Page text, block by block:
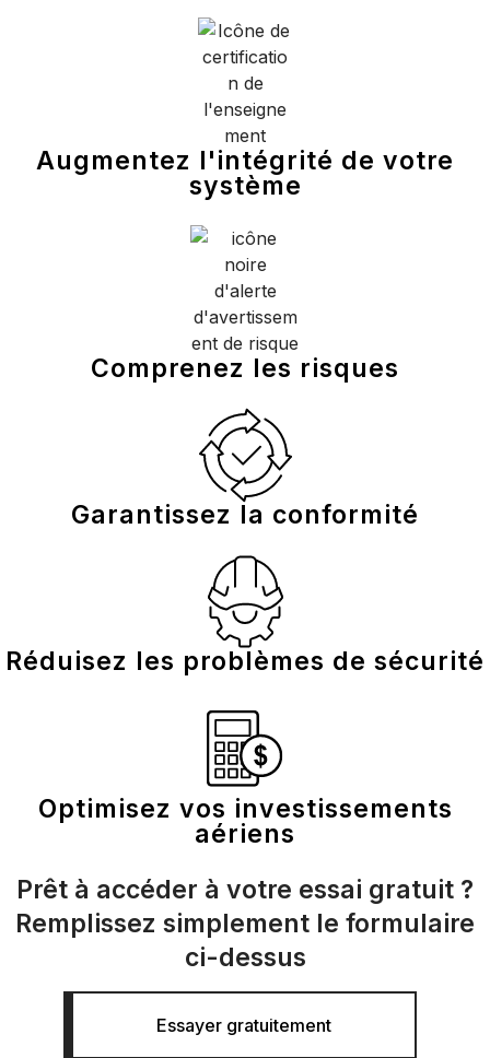
Augmentez l'intégrité de votre
système
Comprenez les risques
Garantissez la conformité
Réduisez les problèmes de sécurité
Optimisez vos investissements
aériens
Prêt à accéder à votre essai gratuit ?
Remplissez simplement le formulaire
ci-dessus
Essayer gratuitement